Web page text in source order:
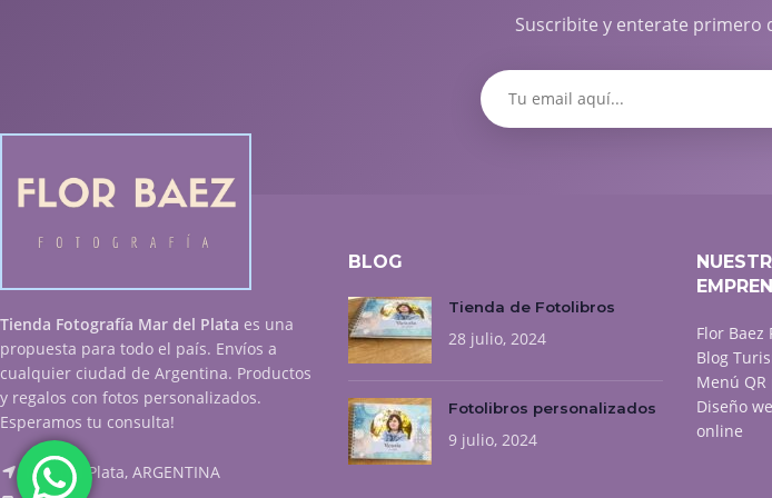
Suscribite y enterate primero
Tienda Fotografía Mar del Plata es una
propuesta para todo el país. Envíos a
cualquier ciudad de Argentina. Productos
y regalos con fotos personalizados.
Esperamos tu consulta!
Mar del Plata, ARGENTINA
BLOG
Tienda de Fotolibros
28 julio, 2024
Fotolibros personalizados
9 julio, 2024
Flor Baez
Blog
Menú
Diseño
online